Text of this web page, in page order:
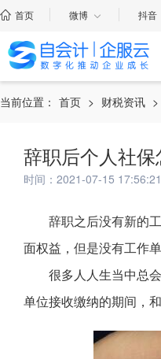
首页 微博 抖音
当前位置： 首页 > 财税资讯 >
辞职后个人社
时间：2021-07-15 17:56:21
辞职之后没有新的
面权益，但是没有工作
很多人人生当中总
单位接收缴纳的期间，